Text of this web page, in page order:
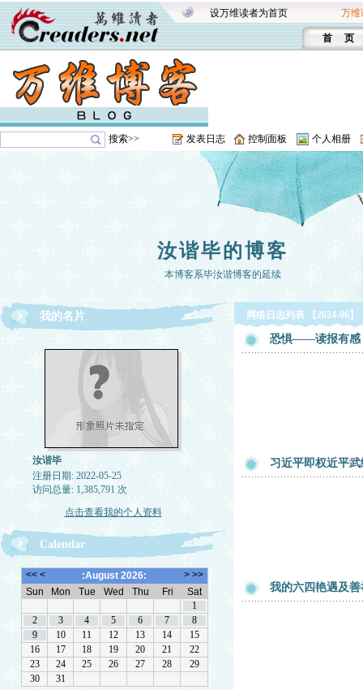
设万维读者为首页 万维
首 页
搜索>> 发表日志 控制面板 个人相册
汝谐毕的博客
本博客系毕汝谐博客的延续
我的名片
汝谐毕
注册日期: 2022-05-25
访问总量: 1,385,791 次
点击查看我的个人资料
Calendar
网络日志列表 【2024-06】
恐惧——读报有感
习近平即权近平
我的六四艳遇及